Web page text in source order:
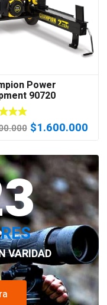
Power
90720
de troncos
y compacto de 7
El
original
era:
$1.800.000.
$1.600.000El
es:
VARIDAD